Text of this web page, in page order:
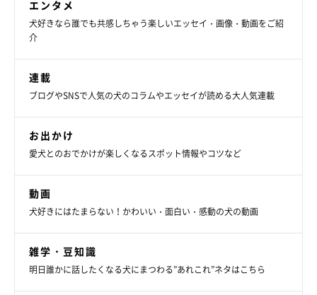
エンタメ
犬好きなら誰でも共感しちゃう楽しいエッセイ・画像・動画をご紹
介
連載
ブログやSNSで人気の犬のコラムやエッセイが読める大人気連載
お出かけ
愛犬とのおでかけが楽しくなるスポット情報やコツなど
動画
犬好きにはたまらない！かわいい・面白い・感動の犬の動画
雑学・豆知識
明日誰かに話したくなる犬にまつわる”あれこれ”ネタはこちら